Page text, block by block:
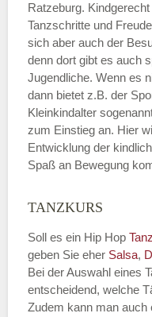
Name der
Kontakt E-
Name des
Ratzeburg.
Tanzschritte und
sich aber auch der
denn dort gibt es auch
Jugendliche. Wenn es
dann bietet z.B. der
Kleinkindalter
zum Einstieg an. Hier
Entwicklung der
Spaß an Bewegung
TANZKURS
Soll es ein Hip Hop
geben Sie eher Salsa,
Bei der Auswahl eines
entscheidend, welche
Zudem kann man auch